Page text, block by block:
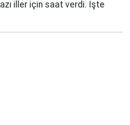
iller için saat verdi. İşte